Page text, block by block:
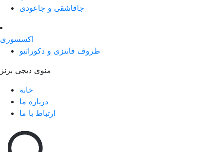
جاقاشقی و جاعودی
اکسسوری
ظروف فانتزی و دکوراتیو
منوی دیجی برنز
خانه
درباره ما
ارتباط با ما